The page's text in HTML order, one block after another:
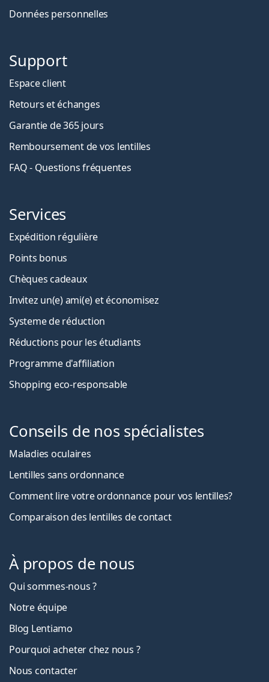
Données personnelles
Support
Espace client
Retours et échanges
Garantie de 365 jours
Remboursement de vos lentilles
FAQ - Questions fréquentes
Services
Expédition régulière
Points bonus
Chèques cadeaux
Invitez un(e) ami(e) et économisez
Systeme de réduction
Réductions pour les étudiants
Programme d'affiliation
Shopping eco-responsable
Conseils de nos spécialistes
Maladies oculaires
Lentilles sans ordonnance
Comment lire votre ordonnance pour vos lentilles?
Comparaison des lentilles de contact
À propos de nous
Qui sommes-nous ?
Notre équipe
Blog Lentiamo
Pourquoi acheter chez nous ?
Nous contacter